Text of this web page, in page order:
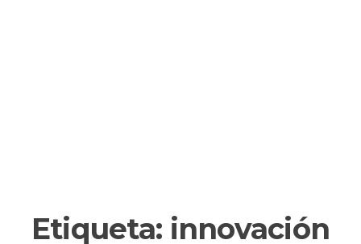
Etiqueta: innovación